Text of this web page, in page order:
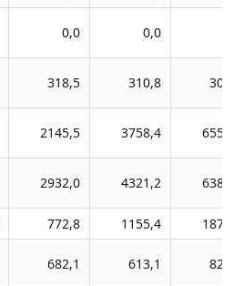
0,0 0,0
318,5 310,8 304,0
2145,5 3758,4 6555,8
2932,0 4321,2 6386,6
772,8 1155,4
1876,9
682,1 613,1 825,9